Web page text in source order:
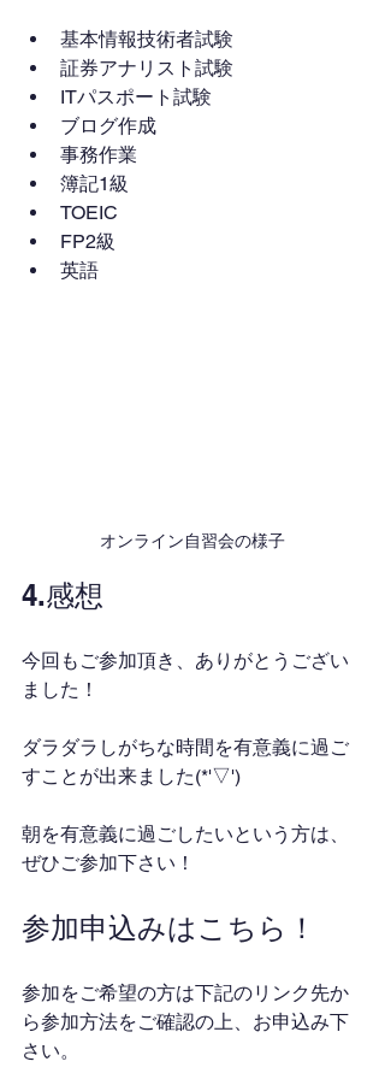
基本情報技術者試験
証券アナリスト試験
ITパスポート試験
ブログ作成
事務作業
簿記1級
TOEIC
FP2級
英語
オンライン自習会の様子
4.感想
今回もご参加頂き、ありがとうござい
ました！
ダラダラしがちな時間を有意義に過ご
すことが出来ました(*'▽')
朝を有意義に過ごしたいという方は、
ぜひご参加下さい！
参加申込みはこちら！
参加をご希望の方は下記のリンク先か
ら参加方法をご確認の上、お申込み下
さい。